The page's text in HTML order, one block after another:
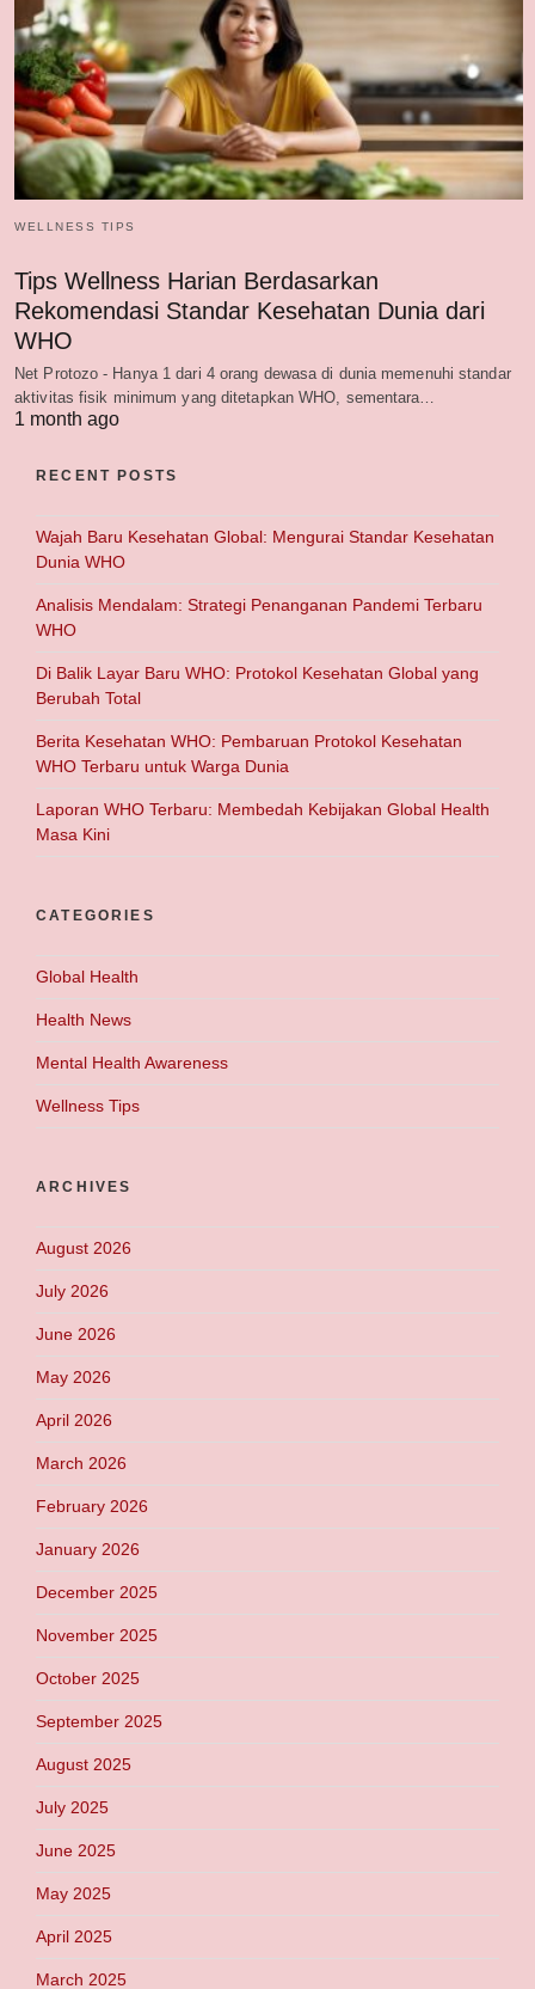
WELLNESS TIPS
Tips Wellness Harian Berdasarkan
Rekomendasi Standar Kesehatan Dunia dari
WHO
Net Protozo - Hanya 1 dari 4 orang dewasa di dunia memenuhi standar
aktivitas fisik minimum yang ditetapkan WHO, sementara…
1 month ago
RECENT POSTS
Wajah Baru Kesehatan Global: Mengurai Standar Kesehatan
Dunia WHO
Analisis Mendalam: Strategi Penanganan Pandemi Terbaru
WHO
Di Balik Layar Baru WHO: Protokol Kesehatan Global yang
Berubah Total
Berita Kesehatan WHO: Pembaruan Protokol Kesehatan
WHO Terbaru untuk Warga Dunia
Laporan WHO Terbaru: Membedah Kebijakan Global Health
Masa Kini
CATEGORIES
Global Health
Health News
Mental Health Awareness
Wellness Tips
ARCHIVES
August 2026
July 2026
June 2026
May 2026
April 2026
March 2026
February 2026
January 2026
December 2025
November 2025
October 2025
September 2025
August 2025
July 2025
June 2025
May 2025
April 2025
March 2025